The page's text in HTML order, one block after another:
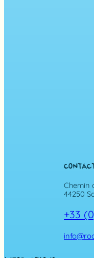
Chemin
44250
+33